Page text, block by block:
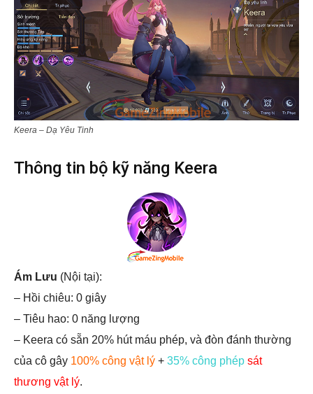
Keera – Dạ Yêu Tinh
Thông tin bộ kỹ năng Keera
Ám Lưu (Nội tại):
– Hồi chiêu: 0 giây
– Tiêu hao: 0 năng lượng
– Keera có sẵn 20% hút máu phép, và đòn đánh thường
của cô gây 100% công vật lý + 35% công phép sát
thương vật lý.